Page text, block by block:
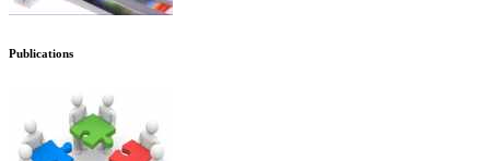
Publications